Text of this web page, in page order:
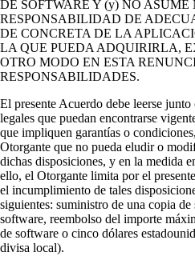
DE SOFTWARE Y (y) NO
RESPONSABILIDAD DE
DE CONCRETA DE LA
LA QUE PUEDA ADQUIRIRLA,
OTRO MODO EN ESTA
RESPONSABILIDADES.
El presente Acuerdo debe leerse
legales que puedan encontrarse
que impliquen garantías o
Otorgante que no pueda eludir o
dichas disposiciones, y en la medida
ello, el Otorgante limita por el
el incumplimiento de tales
siguientes: suministro de una copia
software, reembolso del importe
de software o cinco dólares
divisa local).